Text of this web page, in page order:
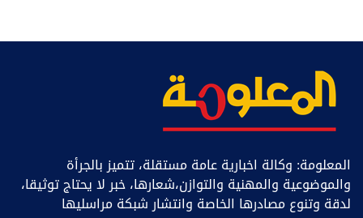
المعلومة: وكالة اخبارية عامة مستقلة، تتميز بالجرأة
والموضوعية والمهنية والتوازن،شعارها، خبر ﻻ يحتاج توثيقا،
لدقة وتنوع مصادرها الخاصة وانتشار شبكة مراسليها